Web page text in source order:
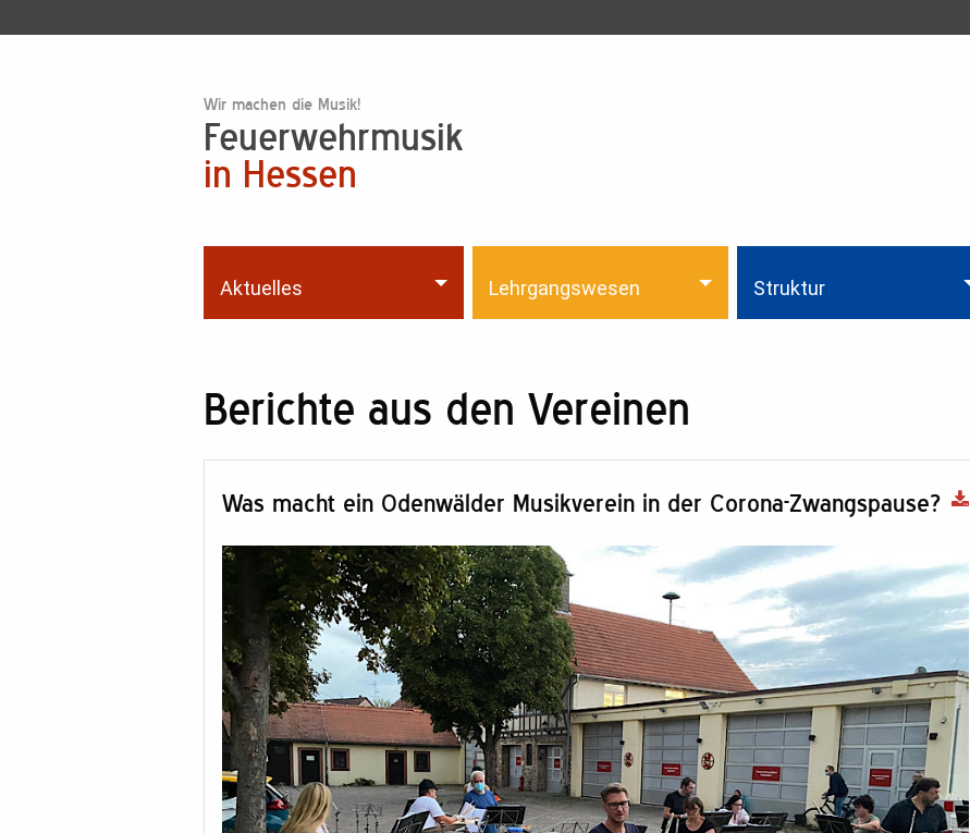
Wir machen die Musik!
Feuerwehrmusik
in Hessen
Aktuelles Lehrgangswesen Struktur
Berichte aus den Vereinen
Was macht ein Odenwälder Musikverein in der Corona-Zwangspause?